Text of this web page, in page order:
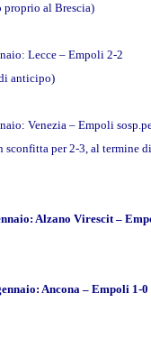
proprio al Brescia)
Lecce – Empoli 2-2
anticipo)
Venezia – Empoli
sconfitta per 2-3, al termine
Alzano Virescit –
Ancona – Empoli 1-0